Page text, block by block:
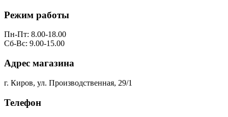
Режим работы
Пн-Пт: 8.00-18.00
Сб-Вс: 9.00-15.00
Адрес магазина
г. Киров, ул. Производственная, 29/1
Телефон